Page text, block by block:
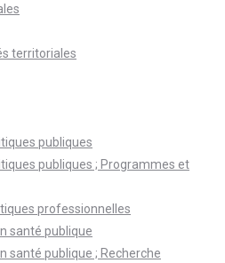
territoriales
publiques
publiques ; Programmes et
professionnelles
santé publique
santé publique ; Recherche